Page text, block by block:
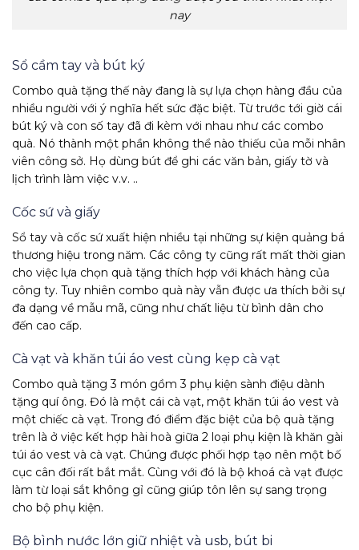
nay
Sổ cầm tay và bút ký
Combo quà tặng thế này đang là sự lựa chọn hàng đầu của
nhiều người với ý nghĩa hết sức đặc biệt. Từ trước tới giờ cái
bút ký và con số tay đã đi kèm với nhau như các combo
quà. Nó thành một phần không thể nào thiếu của mỗi nhân
viên công sở. Họ dùng bút để ghi các văn bản, giấy tờ và
lịch trình làm việc v.v. ..
Cốc sứ và giấy
Sổ tay và cốc sứ xuất hiện nhiều tại những sự kiện quảng bá
thương hiệu trong năm. Các công ty cũng rất mất thời gian
cho việc lựa chọn quà tặng thích hợp với khách hàng của
công ty. Tuy nhiên combo quà này vẫn được ưa thích bởi sự
đa dạng về mẫu mã, cũng như chất liệu từ bình dân cho
đến cao cấp.
Cà vạt và khăn túi áo vest cùng kẹp cà vạt
Combo quà tặng 3 món gồm 3 phụ kiện sành điệu dành
tặng quí ông. Đó là một cái cà vạt, một khăn túi áo vest và
một chiếc cà vạt. Trong đó điểm đặc biệt của bộ quà tặng
trên là ở việc kết hợp hài hoà giữa 2 loại phụ kiện là khăn gài
túi áo vest và cà vạt. Chúng được phối hợp tạo nên một bố
cục cân đối rất bắt mắt. Cùng với đó là bộ khoá cà vạt được
làm từ loại sắt không gỉ cũng giúp tôn lên sự sang trọng
cho bộ phụ kiện.
Bộ bình nước lớn giữ nhiệt và usb, bút bi